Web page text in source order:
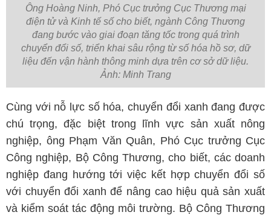
Ông Hoàng Ninh, Phó Cục trưởng Cục Thương mại
điện tử và Kinh tế số cho biết, ngành Công Thương
đang bước vào giai đoạn tăng tốc trong quá trình
chuyển đổi số, triển khai sâu rộng từ số hóa hồ sơ, dữ
liệu đến vận hành thông minh dựa trên cơ sở dữ liệu.
Ảnh: Minh Trang
Cùng với nỗ lực số hóa, chuyển đổi xanh đang được
chú trọng, đặc biệt trong lĩnh vực sản xuất nông
nghiệp, ông Phạm Văn Quân, Phó Cục trưởng Cục
Công nghiệp, Bộ Công Thương, cho biết, các doanh
nghiệp đang hướng tới việc kết hợp chuyển đổi số
với chuyển đổi xanh để nâng cao hiệu quả sản xuất
và kiểm soát tác động môi trường. Bộ Công Thương